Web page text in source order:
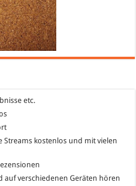
etc.
Streams kostenlos und mit vielen
auf verschiedenen Geräten hören